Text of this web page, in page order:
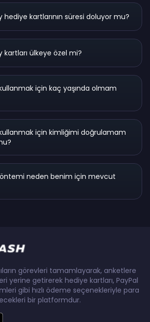
hediye kartlarının süresi doluyor mu?
kartları ülkeye özel mi?
için kaç yaşında olmam
için kimliğimi doğrulamam
neden benim için mevcut
görevleri tamamlayarak, anketlere
yerine getirerek hediye kartları, PayPal
gibi hızlı ödeme seçenekleriyle para
bir platformdur.